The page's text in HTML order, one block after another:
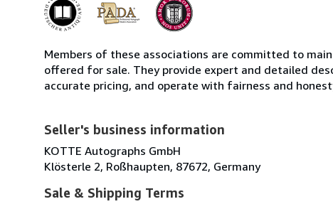
Members of these associations are committed to
offered for sale. They provide expert and detailed
accurate pricing, and operate with fairness and
Seller's business information
KOTTE Autographs GmbH
Klösterle 2, Roßhaupten, 87672, Germany
Sale & Shipping Terms